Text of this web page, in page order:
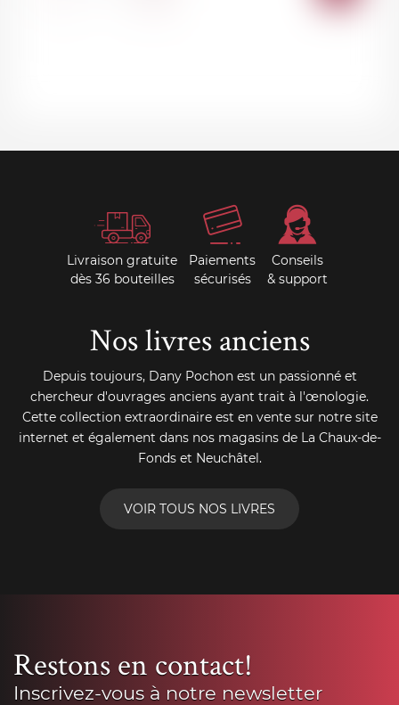
AU
Livraison gratuite
dès 36 bouteilles
Paiements
sécurisés
Conseils
& support
Nos livres anciens
Depuis toujours, Dany Pochon est un passionné et
chercheur d'ouvrages anciens ayant trait à l'œnologie.
Cette collection extraordinaire est en vente sur notre site
internet et également dans nos magasins de La Chaux-de-
Fonds et Neuchâtel.
VOIR TOUS NOS LIVRES
Restons en contact!
Inscrivez-vous à notre newsletter